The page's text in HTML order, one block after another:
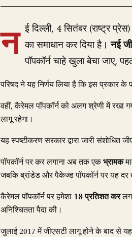
न ई दिल्ली, 4 सितंबर (राष्ट्र
का समाधान कर दिया है।नई
पॉपकॉर्न चाहे खुला बेचा जाए,
परिषद ने यह निर्णय लिया है कि इस प्रकार के
वहीं, कैरेमल पॉपकॉर्न को अलग श्रेणी में रखा
लागू रहेगा।
यह स्पष्टीकरण सरकार द्वारा जारी संशोधित
पॉपकॉर्न पर कर लगाना अब तक एकभ्रामक
जबकि ब्रांडेड और पैकेज्ड पॉपकॉर्न पर यह
कैरेमल पॉपकॉर्न पर हमेशा 18 प्रतिशत कर
अनिश्चितता पैदा की।
जुलाई 2017 में जीएसटी लागू होने के बाद से यह